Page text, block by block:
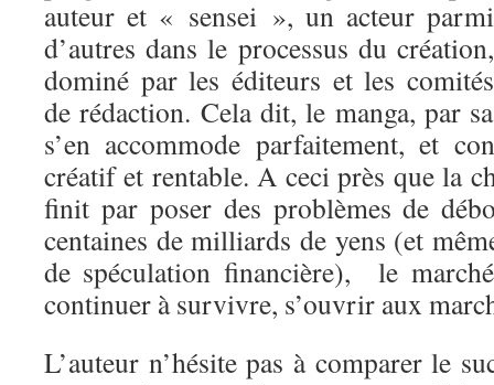
auteur et « sensei », un acteur parmi
d’autres dans le processus du création,
dominé par les éditeurs et les comités
de rédaction. Cela dit, le manga, par
s’en accommode parfaitement, et
créatif et rentable. A ceci près que la
finit par poser des problèmes de
centaines de milliards de yens (et
de spéculation financière), le
continuer à survivre, s’ouvrir aux
L’auteur n’hésite pas à comparer le